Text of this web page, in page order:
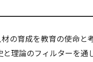
の育成を教育の使命
と理論のフィルターを